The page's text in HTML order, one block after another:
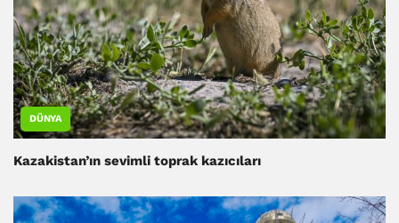
DÜNYA
Kazakistan’ın sevimli toprak kazıcıları